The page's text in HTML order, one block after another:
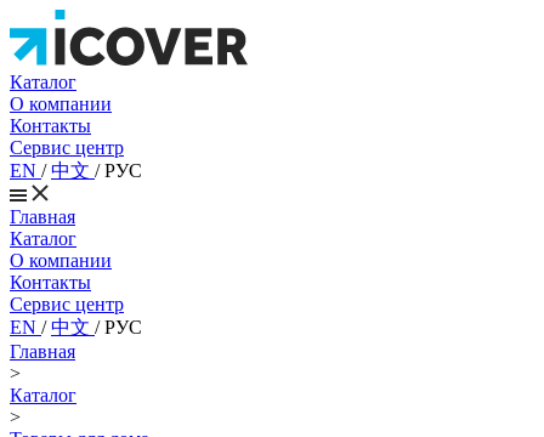
Каталог
О компании
Контакты
Сервис центр
EN /中文 /РУС
Главная
Каталог
О компании
Контакты
Сервис центр
EN /中文 /РУС
Главная
>
Каталог
>